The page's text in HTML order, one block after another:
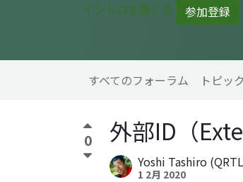
イントロを閉じる
参加登録
すべてのフォーラム トピック
0 外部ID（
Yoshi Tashiro
1 2月 2020